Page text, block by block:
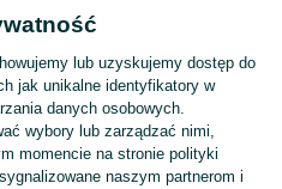
Skorzystaj z największego serwisu ogłoszeniowego - Klępie Dolne i okolice! Kupuj to, czego pragniesz i sprzedawaj to, czego już nie potrzebujesz! Zobacz
lub uzyskujemy dostęp do
jak unikalne identyfikatory w
danych osobowych.
wybory lub zarządzać nimi,
momencie na stronie polityki
naszym partnerom i